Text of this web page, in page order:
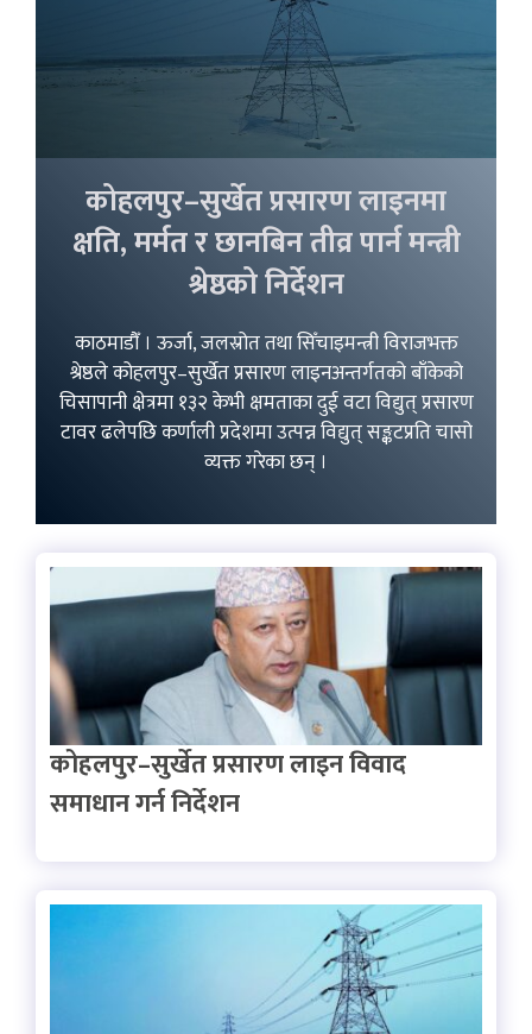
कोहलपुर–सुर्खेत प्रसारण लाइनमा
क्षति, मर्मत र छानबिन तीव्र पार्न मन्त्री
श्रेष्ठको निर्देशन
काठमाडौँ । ऊर्जा, जलस्रोत तथा सिँचाइमन्त्री विराजभक्त
श्रेष्ठले कोहलपुर–सुर्खेत प्रसारण लाइनअन्तर्गतको बाँकेको
चिसापानी क्षेत्रमा १३२ केभी क्षमताका दुई वटा विद्युत् प्रसारण
टावर ढलेपछि कर्णाली प्रदेशमा उत्पन्न विद्युत् सङ्कटप्रति चासो
व्यक्त गरेका छन् ।
कोहलपुर–सुर्खेत प्रसारण लाइन विवाद
समाधान गर्न निर्देशन